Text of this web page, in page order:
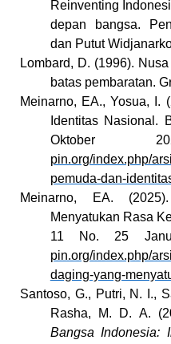
Reinventing
depan bangsa.
dan Putut
Lombard, D. (1996).
batas pembaratan.
Meinarno, EA., Yosua, I.
Identitas Nasional.
Oktober
pin.org/index.php/
pemuda-dan-
Meinarno, EA.
Menyatukan Rasa
11 No. 25
pin.org/index.php/
daging-yang-
Santoso, G., Putri, N. I.,
Rasha, M. D. A.
Bangsa Indonesia: